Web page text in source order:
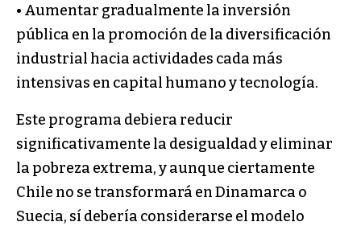
• Aumentar gradualmente la inversión
pública en la promoción de la diversificación
industrial hacia actividades cada más
intensivas en capital humano y tecnología.
Este programa debiera reducir
significativamente la desigualdad y eliminar
la pobreza extrema, y aunque ciertamente
Chile no se transformará en Dinamarca o
Suecia, sí debería considerarse el modelo